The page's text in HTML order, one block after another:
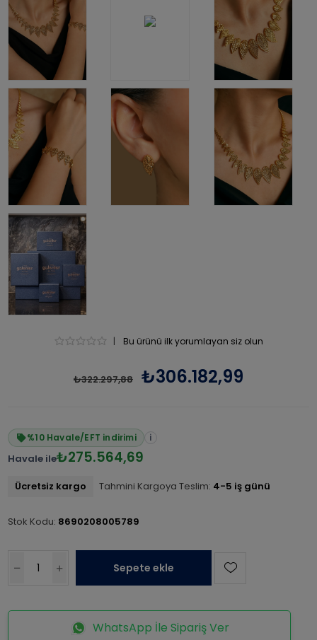
| Bu ürünü ilk yorumlayan siz olun
₺322.297,88 ₺306.182,99
%10 Havale/EFT indirimi i
Havale ile₺275.564,69
Ücretsiz kargo Tahmini Kargoya Teslim: 4-5 iş günü
Stok Kodu: 8690208005789
Sepete ekle
WhatsApp İle Sipariş Ver